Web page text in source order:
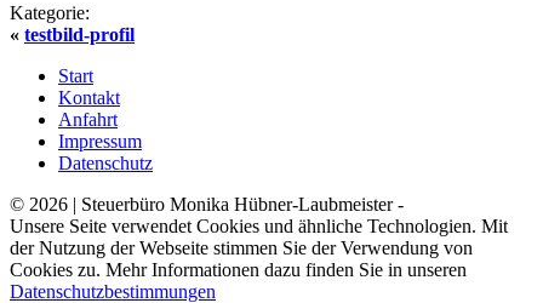
Kategorie:
« testbild-profil
Start
Kontakt
Anfahrt
Impressum
Datenschutz
© 2026 | Steuerbüro Monika Hübner-Laubmeister -
Unsere Seite verwendet Cookies und ähnliche Technologien. Mit
der Nutzung der Webseite stimmen Sie der Verwendung von
Cookies zu. Mehr Informationen dazu finden Sie in unseren
Datenschutzbestimmungen